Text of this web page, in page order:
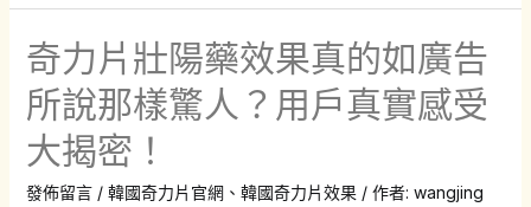
中
的
實
際
果
如
力
片
壯
陽
藥
奇力片壯陽藥效果真的如廣告
所說那樣驚人？用戶真實感受
大揭密！
發佈留言 / 韓國奇力片官網、 韓國奇力片效果/ 作者: wangjing